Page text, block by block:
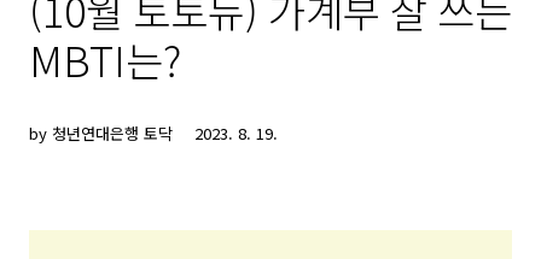
MBTI는?
by 청년연대은행 토닥 2023. 8. 19.